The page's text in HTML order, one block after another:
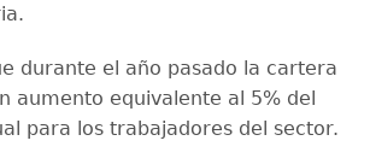
durante el año pasado la cartera
aumento equivalente al 5% del
para los trabajadores del sector.